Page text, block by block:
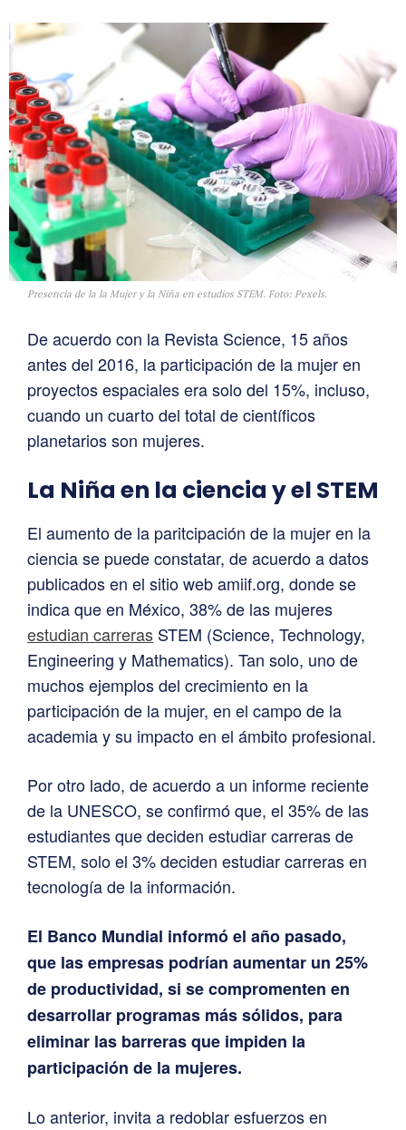
Presencia de la la Mujer y la Niña en estudios STEM. Foto: Pexels.
De acuerdo con la Revista Science, 15 años
antes del 2016, la participación de la mujer en
proyectos espaciales era solo del 15%, incluso,
cuando un cuarto del total de científicos
planetarios son mujeres.
La Niña en la ciencia y el STEM
El aumento de la paritcipación de la mujer en la
ciencia se puede constatar, de acuerdo a datos
publicados en el sitio web amiif.org, donde se
indica que en México, 38% de las mujeres
estudian carreras STEM (Science, Technology,
Engineering y Mathematics). Tan solo, uno de
muchos ejemplos del crecimiento en la
participación de la mujer, en el campo de la
academia y su impacto en el ámbito profesional.
Por otro lado, de acuerdo a un informe reciente
de la UNESCO, se confirmó que, el 35% de las
estudiantes que deciden estudiar carreras de
STEM, solo el 3% deciden estudiar carreras en
tecnología de la información.
El Banco Mundial informó el año pasado,
que las empresas podrían aumentar un 25%
de productividad, si se compromenten en
desarrollar programas más sólidos, para
eliminar las barreras que impiden la
participación de la mujeres.
Lo anterior, invita a redoblar esfuerzos en